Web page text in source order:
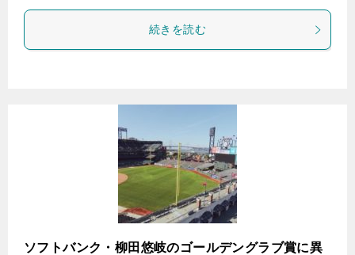
続きを読む
ソフトバンク・柳田悠岐のゴールデングラブ賞に異